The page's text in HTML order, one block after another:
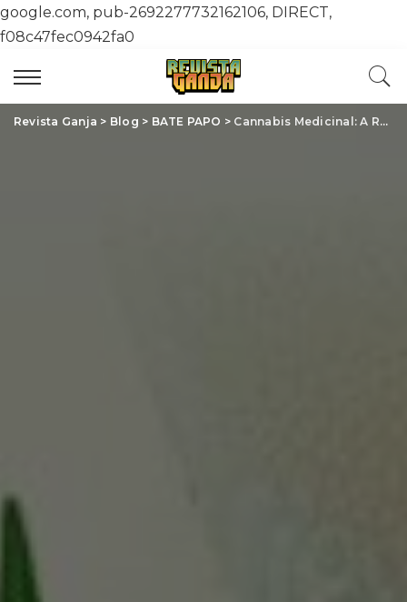
google.com, pub-2692277732162106, DIRECT,
f08c47fec0942fa0
Revista Ganja > Blog > BATE PAPO > Cannabis Medicinal: A Revolução Silenciosa Que Está Transformando Vidas